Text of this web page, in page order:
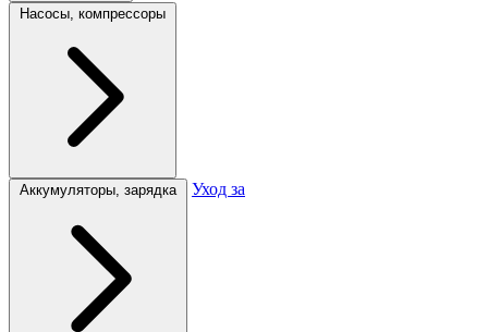
Насосы, компрессоры
Аккумуляторы, зарядка Уход за